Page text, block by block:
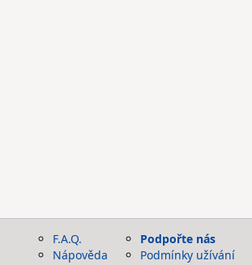
F.A.Q.
Nápověda
Podpořte nás
Podmínky užívání